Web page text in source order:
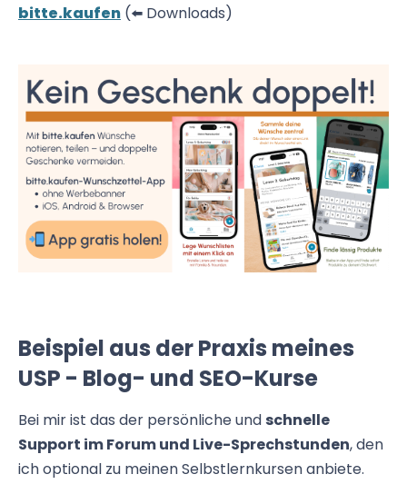
bitte.kaufen (⬅️ Downloads)
Beispiel aus der Praxis meines
USP - Blog- und SEO-Kurse
Bei mir ist das der persönliche und schnelle
Support im Forum und Live-Sprechstunden, den
ich optional zu meinen Selbstlernkursen anbiete.